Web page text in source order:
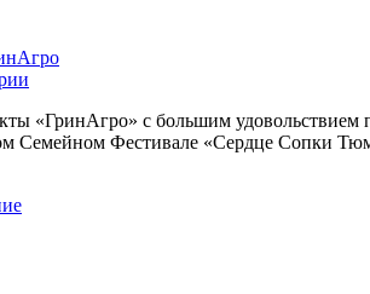
«ГринАгро» с большим удовольствием
Семейном Фестивале «Сердце Сопки